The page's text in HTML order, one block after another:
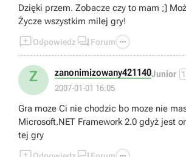
Dzięki przem. Zobacze czy to mam ;]
Życze wszystkim milej gry!
Odpowiedz  Forum 
Z zanonimizowany421140Junior 1
2007-01-01 16:05
Gra moze Ci nie chodzic bo moze nie
Microsoft.NET Framework 2.0 gdyż jest
tej gry